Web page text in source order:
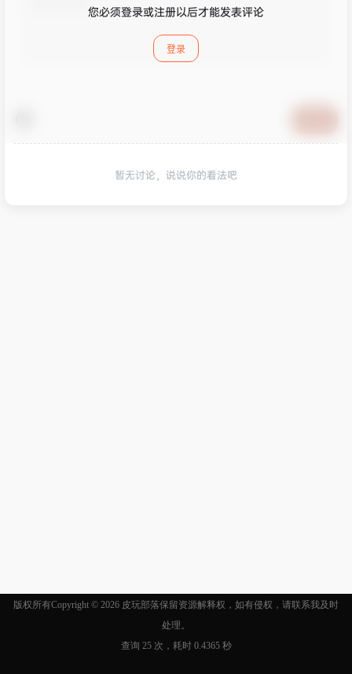
您必须登录或注册以后才能发表评论
登录
暂无讨论，说说你的看法吧
版权所有Copyright © 2026 皮玩部落保留资源解释权，如有侵权，请联系我及时
处理。
查询 25 次，耗时 0.4365 秒